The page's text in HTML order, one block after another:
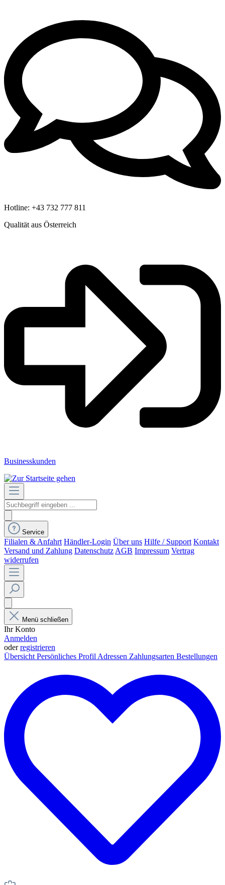
Hotline: +43 732 777 811
Qualität aus Österreich
Businesskunden
Service
Filialen & Anfahrt Händler-Login Über uns Hilfe / Support Kontakt
Versand und Zahlung Datenschutz AGB Impressum Vertrag
widerrufen
Menü schließen
Ihr Konto
Anmelden
oderregistrieren
Übersicht Persönliches Profil Adressen Zahlungsarten Bestellungen